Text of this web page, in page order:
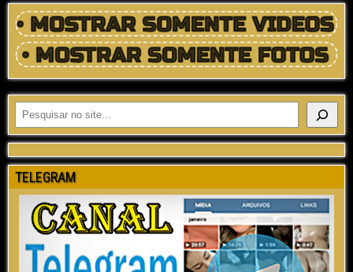
TELEGRAM